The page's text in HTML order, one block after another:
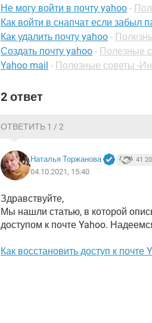
Не могу войти в почту yahoo -
Как войти в снапчат если забыл
Как удалить почту yahoo -
Создать почту yahoo - Полезные
Yahoo mail - Полезные советы -
2 ответ
ОТВЕТИТЬ 1 / 2
Наталья Торжанова 41
04.10.2021, 15:40
Здравствуйте,
Мы нашли статью, в которой
доступом к почте Yahoo.
Как восстановить доступ к почте